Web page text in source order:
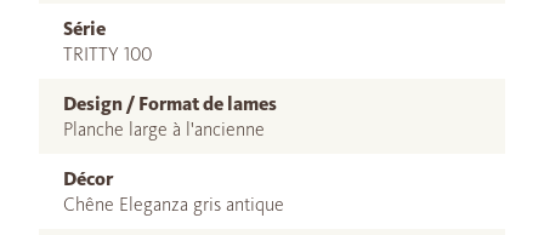
Série
TRITTY 100
Design / Format de lames
Planche large à l'ancienne
Décor
Chêne Eleganza gris antique